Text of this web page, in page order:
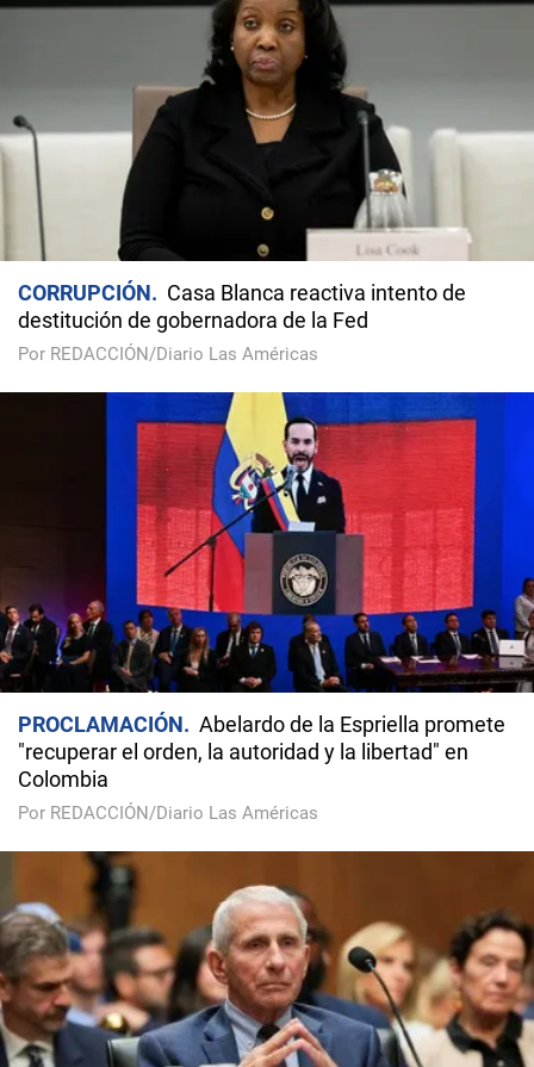
CORRUPCIÓN
Casa Blanca reactiva intento de
destitución de gobernadora de la Fed
Por REDACCIÓN/Diario Las Américas
PROCLAMACIÓN
Abelardo de la Espriella promete
"recuperar el orden, la autoridad y la libertad" en
Colombia
Por REDACCIÓN/Diario Las Américas